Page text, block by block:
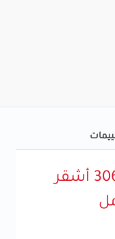
كولستون صبغه شعر 306/1 أشقر